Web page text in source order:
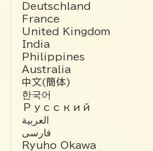
Deutschland
France
United Kingdom
India
Philippines
Australia
中文(簡体)
한국어
Русский
العربية‏
فارسی
Ryuho Okawa